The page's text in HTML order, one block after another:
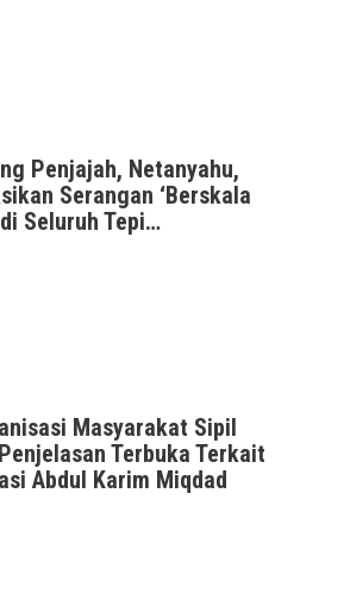
Penjajah, Netanyahu,
Serangan ‘Berskala
di Seluruh Tepi…
Masyarakat Sipil
Terbuka Terkait
Abdul Karim Miqdad